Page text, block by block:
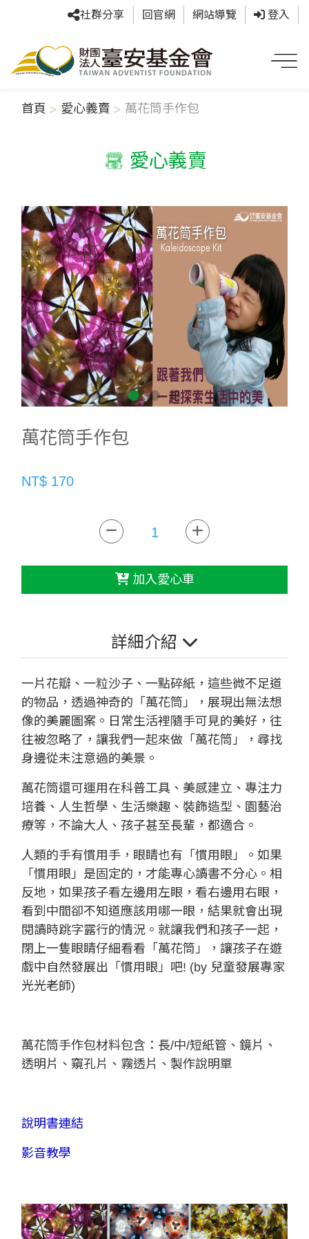
社群分享 回官網 網站導覽 登入
首頁 愛心義賣 萬花筒手作包
愛心義賣
萬花筒手作包
NT$ 170
加入愛心車
詳細介紹
一片花瓣、一粒沙子、一點碎紙，這些微不足道
的物品，透過神奇的「萬花筒」，展現出無法想
像的美麗圖案。日常生活裡隨手可見的美好，往
往被忽略了，讓我們一起來做「萬花筒」，尋找
身邊從未注意過的美景。
萬花筒還可運用在科普工具、美感建立、專注力
培養、人生哲學、生活樂趣、裝飾造型、園藝治
療等，不論大人、孩子甚至長輩，都適合。
人類的手有慣用手，眼睛也有「慣用眼」。如果
「慣用眼」是固定的，才能專心讀書不分心。相
反地，如果孩子看左邊用左眼，看右邊用右眼，
看到中間卻不知道應該用哪一眼，結果就會出現
閱讀時跳字露行的情況。就讓我們和孩子一起，
閉上一隻眼睛仔細看看「萬花筒」，讓孩子在遊
戲中自然發展出「慣用眼」吧! (by 兒童發展專家
光光老師)
萬花筒手作包材料包含：長/中/短紙管、鏡片、
透明片、窺孔片、霧透片、製作說明單
說明書連結
影音教學